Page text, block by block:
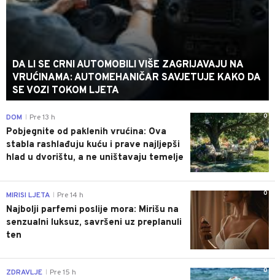
DA LI SE CRNI AUTOMOBILI VIŠE ZAGRIJAVAJU NA
VRUĆINAMA: AUTOMEHANIČAR SAVJETUJE KAKO DA
SE VOZI TOKOM LJETA
0
DOM Pre 13 h
Pobjegnite od paklenih vrućina: Ova
stabla rashlađuju kuću i prave najljepši
hlad u dvorištu, a ne uništavaju temelje
0
MIRISI LJETA Pre 14 h
Najbolji parfemi poslije mora: Mirišu na
senzualni luksuz, savršeni uz preplanuli
ten
0
ZDRAVLJE Pre 15 h